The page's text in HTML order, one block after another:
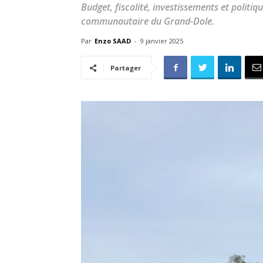
Budget, fiscalité, investissements et
communautaire du Grand-Dole.
Par Enzo SAAD - 9 janvier 2025
Partager